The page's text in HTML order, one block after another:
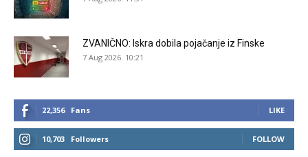
ZVANIČNO: Iskra dobila pojačanje iz Finske
7 Aug 2026. 10:21
22,356 Fans LIKE
10,703 Followers FOLLOW